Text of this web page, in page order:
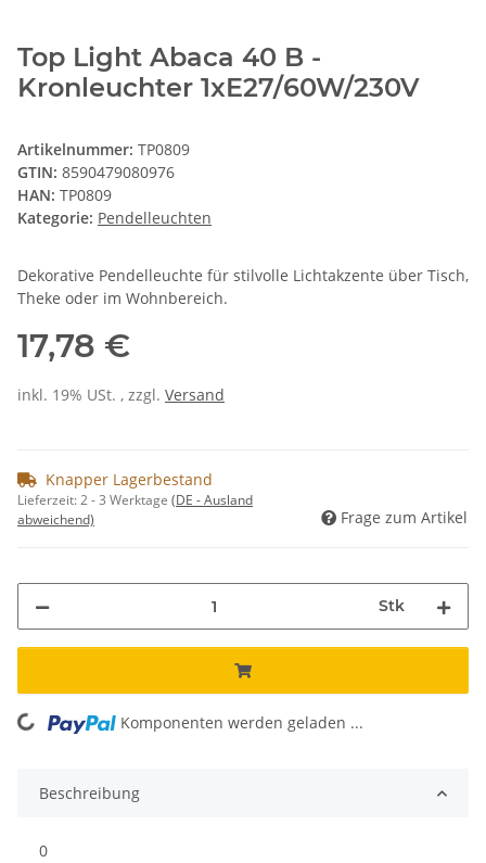
Top Light Abaca 40 B -
Kronleuchter 1xE27/60W/230V
Artikelnummer: TP0809
GTIN: 8590479080976
HAN: TP0809
Kategorie: Pendelleuchten
Dekorative Pendelleuchte für stilvolle Lichtakzente über Tisch,
Theke oder im Wohnbereich.
17,78 €
inkl. 19% USt. , zzgl. Versand
Knapper Lagerbestand
Lieferzeit:2 - 3 Werktage (DE - Ausland
abweichend)
Frage zum Artikel
Stk
Loading... Komponenten werden geladen ...
Beschreibung
0